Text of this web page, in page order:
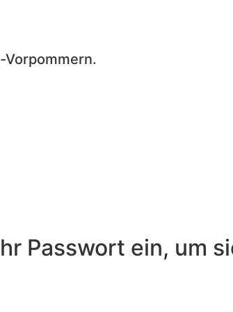
Vorpommern.
Passwort ein, um